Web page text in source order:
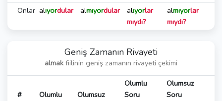
Onlar alıyordular almıyordular alıyorlar
mıydı?
almıyorlar
mıydı?
Geniş Zamanın Rivayeti
almak fiilinin geniş zamanın rivayeti çekimi
# Olumlu Olumsuz
Olumlu
Soru
Olumsuz
Soru